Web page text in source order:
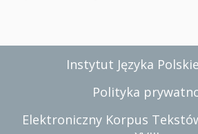
Instytut Języka
Polityka
Elektroniczny Korpus